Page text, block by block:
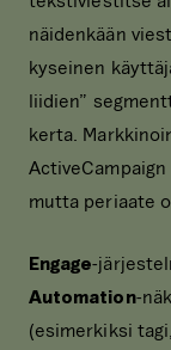
näidenkään
kyseinen
liidien”
kerta.
mutta periaate
Engage-
Automation-
(esimerkiksi